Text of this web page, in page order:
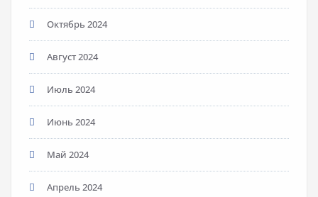
Октябрь 2024
Август 2024
Июль 2024
Июнь 2024
Май 2024
Апрель 2024